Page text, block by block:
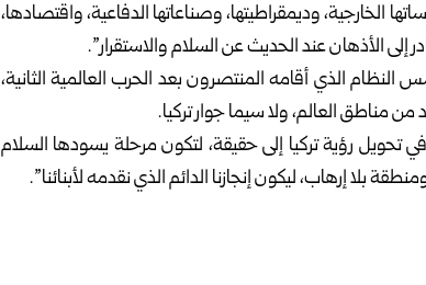
الخارجية، وديمقراطيتها، وصناعاتها الدفاعية، واقتصادها،
الأذهان عند الحديث عن السلام والاستقرار”.
النظام الذي أقامه المنتصرون بعد الحرب العالمية الثانية،
مناطق العالم، ولا سيما جوار تركيا.
تحويل رؤية تركيا إلى حقيقة، لتكون مرحلة يسودها السلام
بلا إرهاب، ليكون إنجازنا الدائم الذي نقدمه لأبنائنا”.